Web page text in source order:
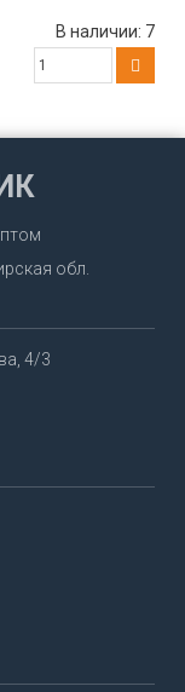
В наличии: 7
обл.
4/3